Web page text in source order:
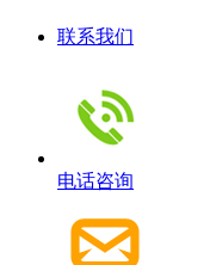
联系我们
电话咨询